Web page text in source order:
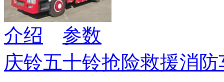
介绍
参数
庆铃五十铃抢险救援消防